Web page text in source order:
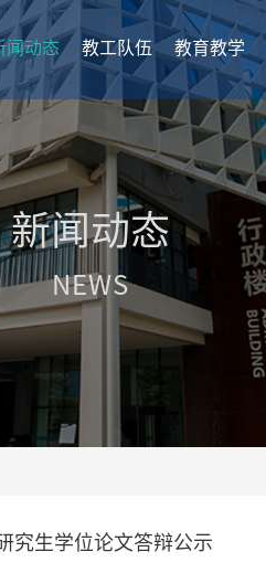
闻动态 教工队伍 教育教学
新闻动态
NEWS
究生学位论文答辩公示